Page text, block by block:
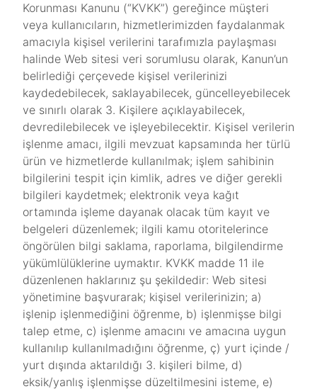
Korunması Kanunu (“KVKK”) gereğince müşteri
veya kullanıcıların, hizmetlerimizden faydalanmak
amacıyla kişisel verilerini tarafımızla paylaşması
halinde Web sitesi veri sorumlusu olarak, Kanun’un
belirlediği çerçevede kişisel verilerinizi
kaydedebilecek, saklayabilecek, güncelleyebilecek
ve sınırlı olarak 3. Kişilere açıklayabilecek,
devredilebilecek ve işleyebilecektir. Kişisel verilerin
işlenme amacı, ilgili mevzuat kapsamında her türlü
ürün ve hizmetlerde kullanılmak; işlem sahibinin
bilgilerini tespit için kimlik, adres ve diğer gerekli
bilgileri kaydetmek; elektronik veya kağıt
ortamında işleme dayanak olacak tüm kayıt ve
belgeleri düzenlemek; ilgili kamu otoritelerince
öngörülen bilgi saklama, raporlama, bilgilendirme
yükümlülüklerine uymaktır. KVKK madde 11 ile
düzenlenen haklarınız şu şekildedir: Web sitesi
yönetimine başvurarak; kişisel verilerinizin; a)
işlenip işlenmediğini öğrenme, b) işlenmişse bilgi
talep etme, c) işlenme amacını ve amacına uygun
kullanılıp kullanılmadığını öğrenme, ç) yurt içinde /
yurt dışında aktarıldığı 3. kişileri bilme, d)
eksik/yanlış işlenmişse düzeltilmesini isteme, e)